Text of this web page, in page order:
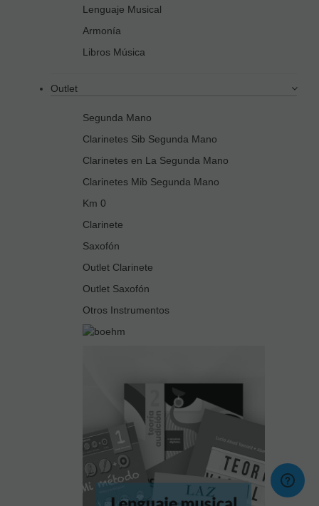
Lenguaje Musical
Armonía
Libros Música
Outlet
Segunda Mano
Clarinetes Sib Segunda Mano
Clarinetes en La Segunda Mano
Clarinetes Mib Segunda Mano
Km 0
Clarinete
Saxofón
Outlet Clarinete
Outlet Saxofón
Otros Instrumentos